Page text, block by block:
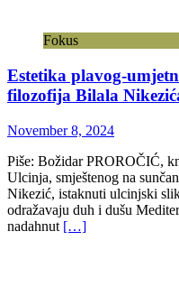
Fokus
Estetika plavog-
filozofija Bilala
November 8, 2024
Piše: Božidar PROROČIĆ,
Ulcinja, smještenog na
Nikezić, istaknuti ulcinjski
odražavaju duh i dušu
nadahnut […]